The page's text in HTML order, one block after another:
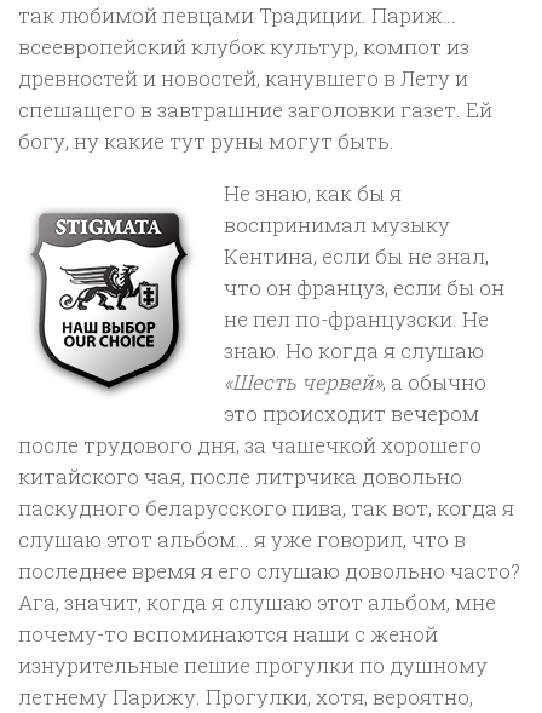
так любимой певцами Традиции. Париж…
всеевропейский клубок культур, компот из
древностей и новостей, канувшего в Лету и
спешащего в завтрашние заголовки газет. Ей
богу, ну какие тут руны могут быть.
Не знаю, как бы я
воспринимал музыку
Кентина, если бы не знал,
что он француз, если бы он
не пел по-французски. Не
знаю. Но когда я слушаю
«Шесть червей», а обычно
это происходит вечером
после трудового дня, за чашечкой хорошего
китайского чая, после литрчика довольно
паскудного беларусского пива, так вот, когда я
слушаю этот альбом… я уже говорил, что в
последнее время я его слушаю довольно часто?
Ага, значит, когда я слушаю этот альбом, мне
почему-то вспоминаются наши с женой
изнурительные пешие прогулки по душному
летнему Парижу. Прогулки, хотя, вероятно,